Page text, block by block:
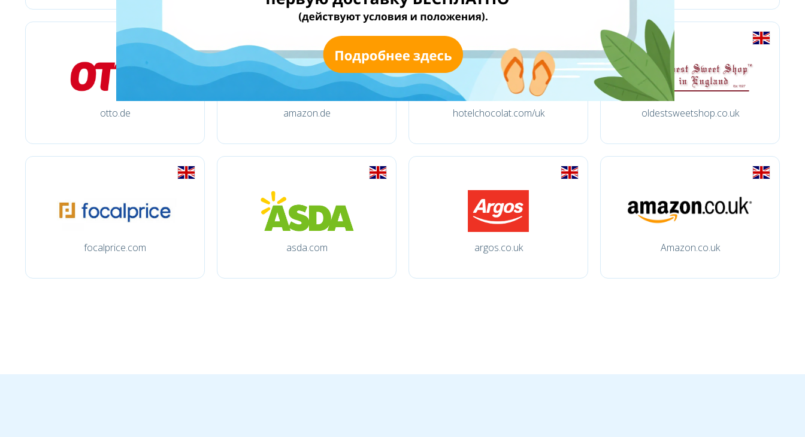
otto.de amazon.de hotelchocolat.com/uk oldestsweetshop.co.uk
focalprice.com asda.com argos.co.uk Amazon.co.uk